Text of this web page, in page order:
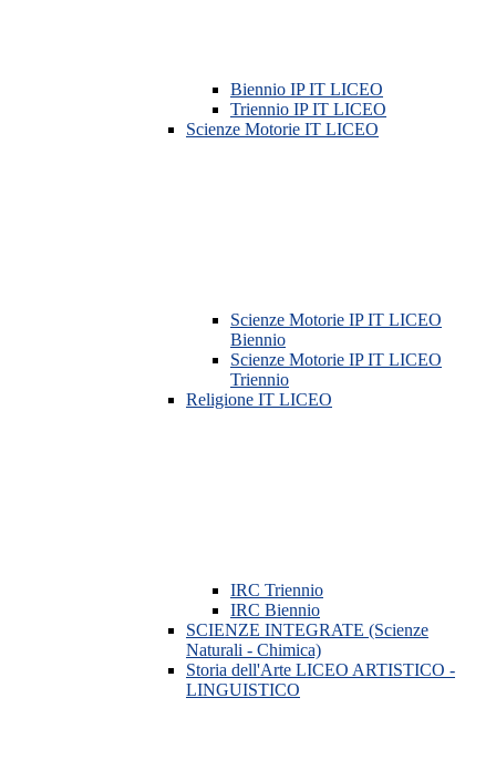
Biennio IP IT LICEO
Triennio IP IT LICEO
Scienze Motorie IT LICEO
Scienze Motorie IP IT LICEO
Biennio
Scienze Motorie IP IT LICEO
Triennio
Religione IT LICEO
IRC Triennio
IRC Biennio
SCIENZE INTEGRATE (Scienze
Naturali - Chimica)
Storia dell'Arte LICEO ARTISTICO -
LINGUISTICO